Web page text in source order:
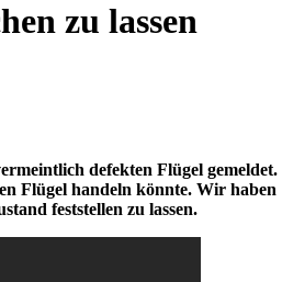
zu lassen
defekten Flügel gemeldet.
Flügel handeln könnte. Wir haben
feststellen zu lassen.